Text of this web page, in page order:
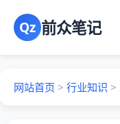
Qz 前众笔记
网站首页 > 行业知识 >